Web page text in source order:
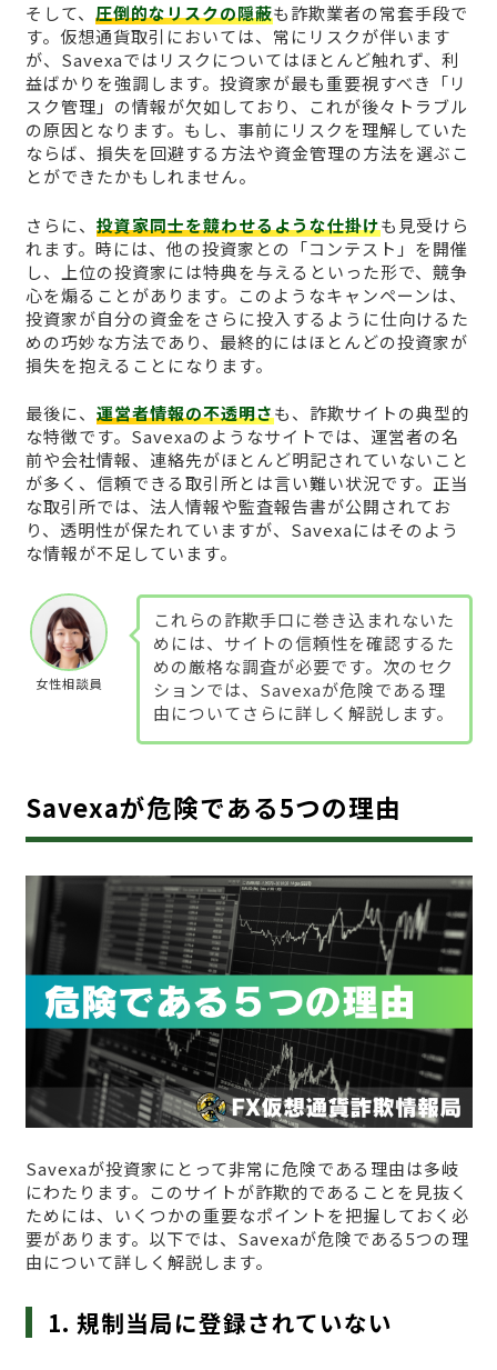
そして、 圧倒的なリスクの隠蔽も詐欺業者の常套手段で
す。仮想通貨取引においては、常にリスクが伴います
が、Savexaではリスクについてはほとんど触れず、利
益ばかりを強調します。投資家が最も重要視すべき「リ
スク管理」の情報が欠如しており、これが後々トラブル
の原因となります。もし、事前にリスクを理解していた
ならば、損失を回避する方法や資金管理の方法を選ぶこ
とができたかもしれません。
さらに、 投資家同士を競わせるような仕掛けも見受けら
れます。時には、他の投資家との「コンテスト」を開催
し、上位の投資家には特典を与えるといった形で、競争
心を煽ることがあります。このようなキャンペーンは、
投資家が自分の資金をさらに投入するように仕向けるた
めの巧妙な方法であり、最終的にはほとんどの投資家が
損失を抱えることになります。
最後に、 運営者情報の不透明さも、詐欺サイトの典型的
な特徴です。Savexaのようなサイトでは、運営者の名
前や会社情報、連絡先がほとんど明記されていないこと
が多く、信頼できる取引所とは言い難い状況です。正当
な取引所では、法人情報や監査報告書が公開されてお
り、透明性が保たれていますが、Savexaにはそのよう
な情報が不足しています。
女性相談員
これらの詐欺手口に巻き込まれないた
めには、サイトの信頼性を確認するた
めの厳格な調査が必要です。次のセク
ションでは、Savexaが危険である理
由についてさらに詳しく解説します。
Savexaが危険である5つの理由
Savexaが投資家にとって非常に危険である理由は多岐
にわたります。このサイトが詐欺的であることを見抜く
ためには、いくつかの重要なポイントを把握しておく必
要があります。以下では、Savexaが危険である5つの理
由について詳しく解説します。
1. 規制当局に登録されていない